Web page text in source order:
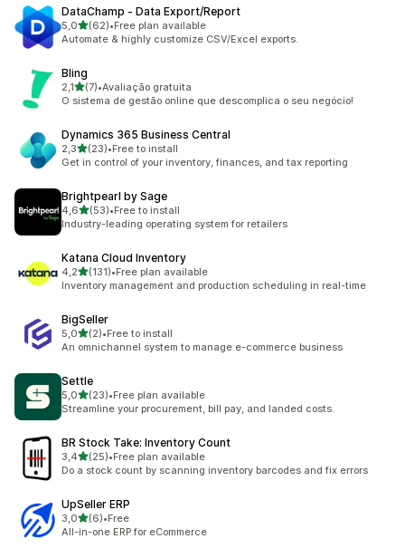
DataChamp ‑ Data Export/Report
5,0z 5 hvězd
(62)
Celkový počet recenzí: 62
•Free plan available
Automate & highly customize CSV/Excel exports.
Bling
2,1z 5 hvězd
(7)
Celkový počet recenzí: 7
•Avaliação gratuita
O sistema de gestão online que descomplica o seu negócio!
Dynamics 365 Business Central
2,3z 5 hvězd
(23)
Celkový počet recenzí: 23
•Free to install
Get in control of your inventory, finances, and tax reporting
Brightpearl by Sage
4,6z 5 hvězd
(53)
Celkový počet recenzí: 53
•Free to install
Industry-leading operating system for retailers
Katana Cloud Inventory
4,2z 5 hvězd
(131)
Celkový počet recenzí: 131
•Free plan available
Inventory management and production scheduling in real-time
BigSeller
5,0z 5 hvězd
(2)
Celkový počet recenzí: 2
•Free to install
An omnichannel system to manage e-commerce business
Settle
5,0z 5 hvězd
(23)
Celkový počet recenzí: 23
•Free plan available
Streamline your procurement, bill pay, and landed costs.
BR Stock Take: Inventory Count
3,4z 5 hvězd
(25)
Celkový počet recenzí: 25
•Free plan available
Do a stock count by scanning inventory barcodes and fix errors
UpSeller ERP
3,0z 5 hvězd
(6)
Celkový počet recenzí: 6
•Free
All-in-one ERP for eCommerce